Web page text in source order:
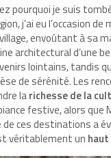
pourquoi je suis
j’ai eu l’occasion
envoûtant à sa
architectural d’une
lointains, tandis
de sérénité. Les
larichesse de la
festive, alors
de ces destinations a
véritablement un